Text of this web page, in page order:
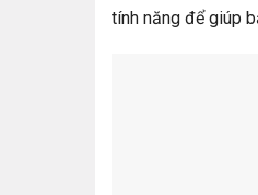
tính năng để giúp